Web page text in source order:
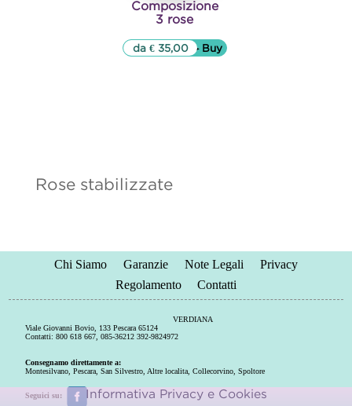
Composizione
3 rose
▷▷ Buy
da € 35,00
Rose stabilizzate
Chi Siamo Garanzie Note Legali
Privacy
Regolamento
Contatti
VERDIANA
Viale Giovanni Bovio, 133 Pescara 65124
Contatti: 800 618 667, 085-36212 392-9824972
Consegnamo direttamente a:
Montesilvano ,Pescara ,San Silvestro Altre localita ,Collecorvino ,Spoltore
Seguici su: Informativa Privacy e Cookies